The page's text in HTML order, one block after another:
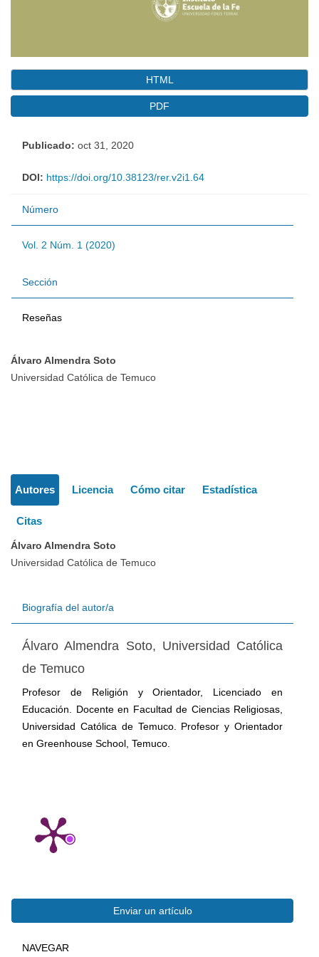
HTML
PDF
Publicado: oct 31, 2020
DOI: https://doi.org/10.38123/rer.v2i1.64
Número
Vol. 2 Núm. 1 (2020)
Sección
Reseñas
Contenido
artículo
Álvaro Almendra Soto
Universidad Católica de Temuco
del
artículo
Autores Licencia Cómo citar Estadística
Citas
Álvaro Almendra Soto
Universidad Católica de Temuco
Biografía del autor/a
Álvaro Almendra Soto, Universidad Católica
de Temuco
Profesor de Religión y Orientador, Licenciado en
Educación. Docente en Facultad de Ciencias Religiosas,
Universidad Católica de Temuco. Profesor y Orientador
en Greenhouse School, Temuco.
Enviar
Enviar un artículo
BUSQUEDA
NAVEGAR